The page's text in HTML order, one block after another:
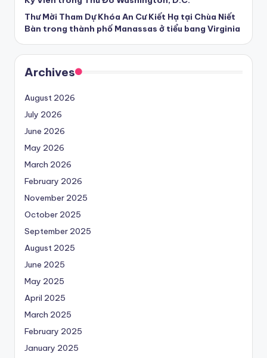
Thư Mời Tham Dự Khóa An Cư Kiết Hạ tại Chùa Niết
Bàn trong thành phố Manassas ở tiểu bang Virginia
Archives
August 2026
July 2026
June 2026
May 2026
March 2026
February 2026
November 2025
October 2025
September 2025
August 2025
June 2025
May 2025
April 2025
March 2025
February 2025
January 2025